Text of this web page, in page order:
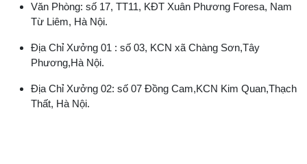
Văn Phòng: số 17, TT11, KĐT Xuân Phương Foresa, Nam
Từ Liêm, Hà Nội.
Địa Chỉ Xưởng 01 : số 03, KCN xã Chàng Sơn,Tây
Phương,Hà Nội.
Địa Chỉ Xưởng 02: số 07 Đồng Cam,KCN Kim Quan,Thạch
Thất, Hà Nội.